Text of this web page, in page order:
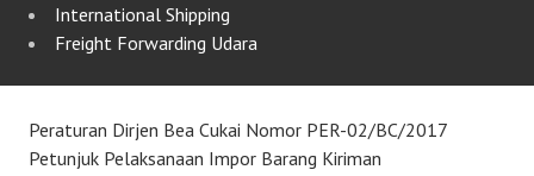
International Shipping
Freight Forwarding Udara
Peraturan Dirjen Bea Cukai Nomor PER-02/BC/2017
Petunjuk Pelaksanaan Impor Barang Kiriman